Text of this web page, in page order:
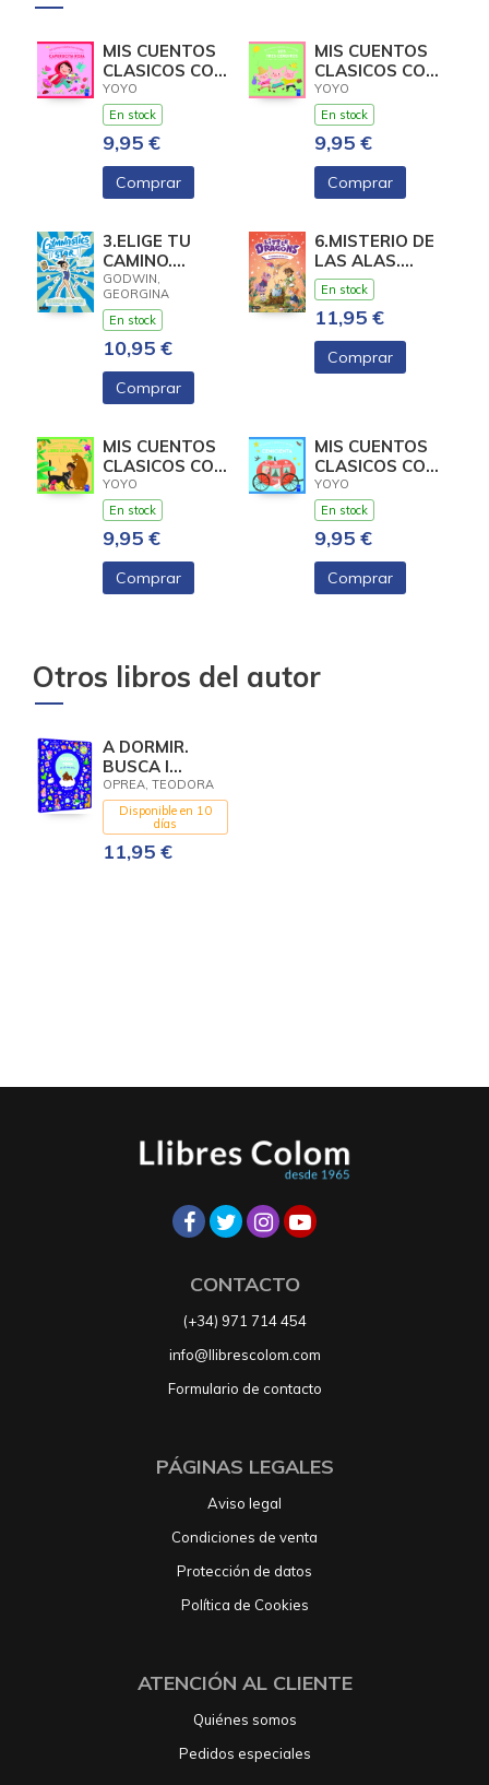
MIS CUENTOS
CLASICOS CON
TEXTURAS.
CAPERUCITA
ROJA
YOYO
En stock
9,95 €
Comprar
MIS CUENTOS
CLASICOS CON
TEXTURAS.
LOS TRES
CERDIT
YOYO
En stock
9,95 €
Comprar
3.ELIGE TU
CAMINO.
(GYMNASTICS
STAR)
GODWIN,
GEORGINA
En stock
10,95 €
Comprar
6.MISTERIO DE
LAS ALAS.
(LITTLE
DRAGONS)
En stock
11,95 €
Comprar
MIS CUENTOS
CLASICOS CON
TEXTURAS. EL
LIBRO DE LA
YOYO
En stock
9,95 €
Comprar
MIS CUENTOS
CLASICOS CON
TEXTURAS.
CENICIENTA
YOYO
En stock
9,95 €
Comprar
Otros libros del autor
A DORMIR.
BUSCA I
TROBA PER
ALS MES
PETITS
OPREA, TEODORA
Disponible en 10
días
11,95 €
CONTACTO
(+34) 971 714 454
info@llibrescolom.com
Formulario de contacto
PÁGINAS LEGALES
Aviso legal
Condiciones de venta
Protección de datos
Política de Cookies
ATENCIÓN AL CLIENTE
Quiénes somos
Pedidos especiales